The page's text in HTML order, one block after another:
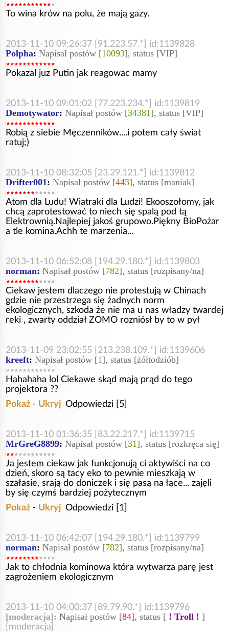
To wina krów na polu, że mają gazy.
2013-11-10 09:26:37 [91.223.57.*] id:1139828
Polpha: Napisał postów [10093], status [VIP]
Pokazal juz Putin jak reagowac mamy
2013-11-10 09:01:02 [77.223.234.*] id:1139819
Demotywator: Napisał postów [34381], status [VIP]
Robią z siebie Męczenników....i potem cały świat
ratuj;)
2013-11-10 08:32:05 [23.29.121.*] id:1139812
Drifter001: Napisał postów [443], status [maniak]
Atom dla Ludu! Wiatraki dla Ludzi! Ekooszołomy, jak
chcą zaprotestować to niech się spalą pod tą
Elektrownią.Najlepiej jakoś grupowo.Piękny BioPożar
a tle komina.Achh te marzenia...
2013-11-10 06:52:08 [194.29.180.*] id:1139803
norman: Napisał postów [782], status [rozpisany/na]
Ciekaw jestem dlaczego nie protestują w Chinach
gdzie nie przestrzega się żadnych norm
ekologicznych, szkoda że nie ma u nas władzy twardej
reki , zwarty oddział ZOMO rozniósł by to w pył
2013-11-09 23:02:55 [213.238.109.*] id:1139606
kreeft: Napisał postów [1], status [żółtodziób]
Hahahaha lol Ciekawe skąd mają prąd do tego
projektora ??
Pokaż - Ukryj Odpowiedzi [5]
2013-11-10 01:36:35 [83.22.217.*] id:1139715
MrGreG8899: Napisał postów [31], status [rozkręca się]
Ja jestem ciekaw jak funkcjonują ci aktywiści na co
dzień, skoro są tacy eko to pewnie mieszkają w
szałasie, srają do doniczek i się pasą na łące... zajęli
by się czymś bardziej pożytecznym
Pokaż - Ukryj Odpowiedzi [1]
2013-11-10 06:42:07 [194.29.180.*] id:1139799
norman: Napisał postów [782], status [rozpisany/na]
Jak to chłodnia kominowa która wytwarza parę jest
zagrożeniem ekologicznym
2013-11-10 04:00:37 [89.79.90.*] id:1139796
[moderacja]: Napisał postów [84], status [ ! Troll ! ]
[moderacja]